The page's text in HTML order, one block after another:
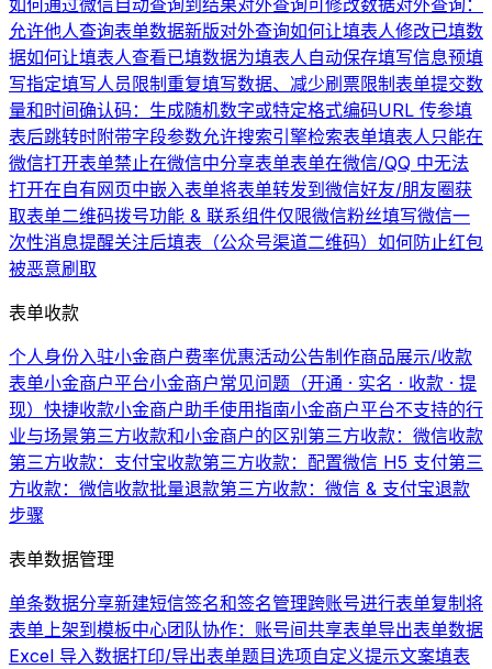
允许他人查询表单数据新版对外查询如何让填表人修改已填数
据如何让填表人查看已填数据为填表人自动保存填写信息预填
写指定填写人员限制重复填写数据、减少刷票限制表单提交数
量和时间确认码：生成随机数字或特定格式编码URL 传参填
表后跳转时附带字段参数允许搜索引擎检索表单填表人只能在
微信打开表单禁止在微信中分享表单表单在微信/QQ 中无法
打开在自有网页中嵌入表单将表单转发到微信好友/朋友圈获
取表单二维码拨号功能 & 联系组件仅限微信粉丝填写微信一
次性消息提醒关注后填表（公众号渠道二维码） 如何防止红包
被恶意刷取
表单收款
个人身份入驻小金商户费率优惠活动公告制作商品展示/收款
表单小金商户平台小金商户常见问题（开通 · 实名 · 收款 · 提
现） 快捷收款小金商户助手使用指南小金商户平台不支持的行
业与场景第三方收款和小金商户的区别第三方收款：微信收款
第三方收款：支付宝收款第三方收款：配置微信 H5 支付第三
方收款：微信收款批量退款第三方收款：微信 & 支付宝退款
步骤
表单数据管理
单条数据分享新建短信签名和签名管理跨账号进行表单复制将
表单上架到模板中心团队协作：账号间共享表单导出表单数据
Excel 导入数据打印/导出表单题目选项自定义提示文案填表